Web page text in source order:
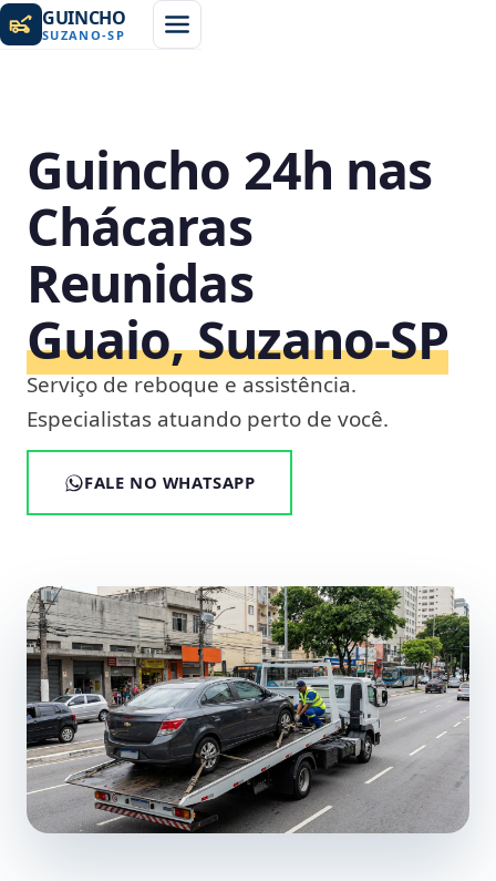
GUINCHO
SUZANO-SP
Guincho 24h nas
Chácaras
Reunidas
Guaio, Suzano‑SP
Serviço de reboque e assistência.
Especialistas atuando perto de você.
FALE NO WHATSAPP